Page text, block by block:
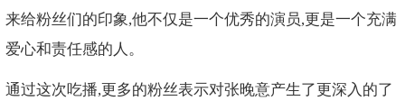
来给粉丝们的印象,他不仅是一个优秀的演员,更是一个充满
爱心和责任感的人。
通过这次吃播,更多的粉丝表示对张晚意产生了更深入的了